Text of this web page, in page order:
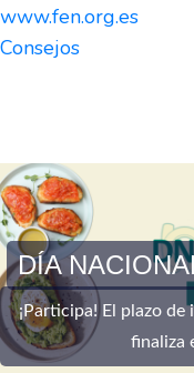
www.fen.org.es
Consejos
DÍA
¡Participa! El plazo
finaliza